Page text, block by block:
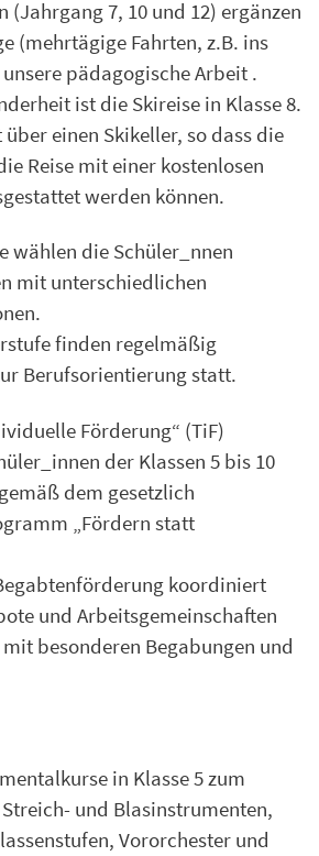
(Jahrgang 7, 10 und 12) ergänzen
(mehrtägige Fahrten, z.B. ins
pädagogische Arbeit .
ist die Skireise in Klasse 8.
einen Skikeller, so dass die
Reise mit einer kostenlosen
werden können.
wählen die Schüler_nnen
mit unterschiedlichen
finden regelmäßig
Berufsorientierung statt.
Förderung“ (TiF)
der Klassen 5 bis 10
dem gesetzlich
„Fördern statt
koordiniert
und Arbeitsgemeinschaften
besonderen Begabungen und
in Klasse 5 zum
und Blasinstrumenten,
Vororchester und